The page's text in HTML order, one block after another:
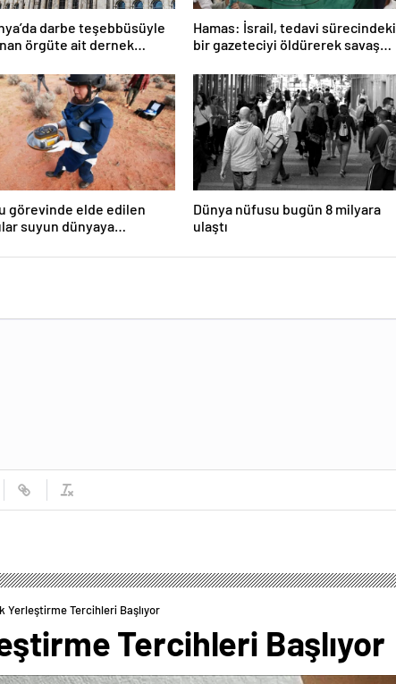
darbe teşebbüsüyle
örgüte ait dernek
Hamas: İsrail, tedavi sürecindeki
bir gazeteciyi öldürerek savaş
görevinde elde edilen
suyun dünyaya
gösteriyor
Dünya nüfusu bugün 8 milyara
ulaştı
Yerleştirme Tercihleri Başlıyor
Tercihleri Başlıyor